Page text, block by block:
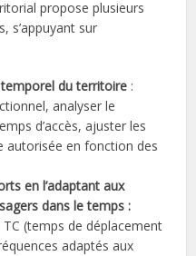
propose plusieurs
s’appuyant sur
du territoire :
analyser le
d’accès, ajuster les
autorisée en fonction des
en l’adaptant aux
dans le temps :
(temps de déplacement
adaptés aux